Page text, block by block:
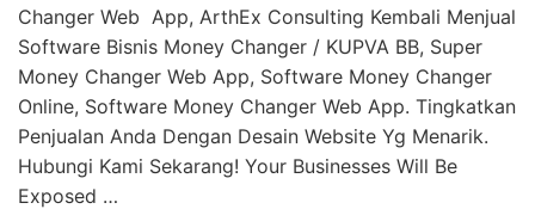
Changer Web App, ArthEx Consulting Kembali Menjual
Software Bisnis Money Changer / KUPVA BB, Super
Money Changer Web App, Software Money Changer
Online, Software Money Changer Web App. Tingkatkan
Penjualan Anda Dengan Desain Website Yg Menarik.
Hubungi Kami Sekarang! Your Businesses Will Be
Exposed …